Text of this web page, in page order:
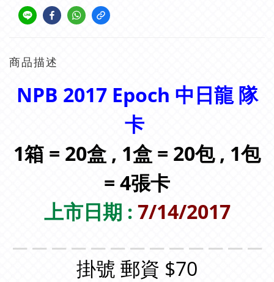
商品描述
NPB 2017 Epoch 中日龍 隊
卡
1箱 = 20盒 , 1盒 = 20包 , 1包
= 4張卡
上市日期 : 7/14/2017
掛號 郵資 $70